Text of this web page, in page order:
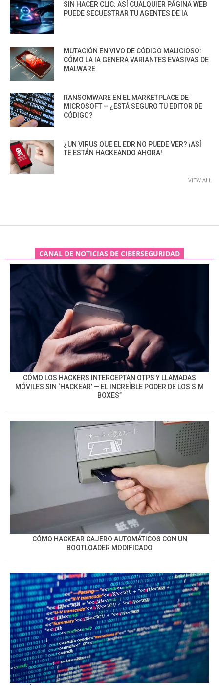
SIN HACER CLIC: ASÍ CUALQUIER PÁGINA WEB
PUEDE SECUESTRAR TU AGENTES DE IA
MUTACIÓN EN VIVO DE CÓDIGO MALICIOSO:
CÓMO LA IA GENERA VARIANTES EVASIVAS DE
MALWARE
RANSOMWARE EN EL MARKETPLACE DE
MICROSOFT – ¿ESTÁ SEGURO TU EDITOR DE
CÓDIGO?
¿UN VIRUS QUE EL EDR NO PUEDE VER? ¡ASÍ
TE ESTÁN HACKEANDO AHORA!
VIEW ALL
CANAL DE NOTICIAS DE CIBERSEGURIDAD
CÓMO LOS HACKERS INTERCEPTAN OTPS Y LLAMADAS
MÓVILES SIN ‘HACKEAR’ — EL INCREÍBLE PODER DE LOS SIM
BOXES”
CÓMO HACKEAR CAJERO AUTOMÁTICOS CON UN
BOOTLOADER MODIFICADO